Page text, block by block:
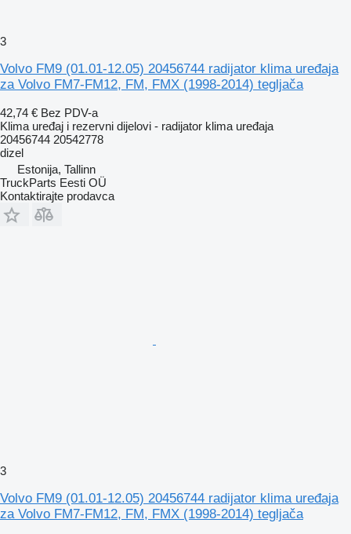
3
Volvo FM9 (01.01-12.05) 20456744 radijator klima uređaja
za Volvo FM7-FM12, FM, FMX (1998-2014) tegljača
42,74 € Bez PDV-a
Klima uređaj i rezervni dijelovi - radijator klima uređaja
20456744 20542778
dizel
Estonija, Tallinn
TruckParts Eesti OÜ
Kontaktirajte prodavca
3
Volvo FM9 (01.01-12.05) 20456744 radijator klima uređaja
za Volvo FM7-FM12, FM, FMX (1998-2014) tegljača